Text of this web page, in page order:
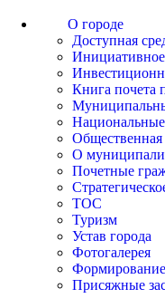
О городе
Доступная
Книга почета
Общественная
О
Почетные
ТОС
Туризм
Устав города
Фотогалерея
Присяжные